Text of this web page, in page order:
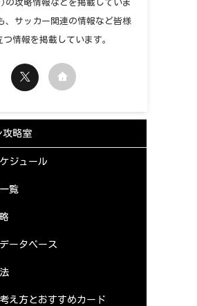
の攻略情報などを掲載していま
、サッカー関連の情報など皆様
つ情報を掲載しています。
攻略室
ジュール
覧
ータベース
え方とおすすめカード